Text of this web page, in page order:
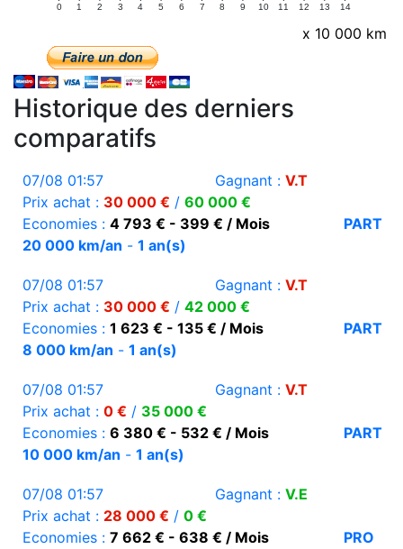
0 1 2 3 4 5 6 7 8 9 10 11 12 13 14
x 10 000 km
Historique des derniers
comparatifs
07/08 01:57 Gagnant : V.T
Prix achat : 30 000 € / 60 000 €
Economies : 4 793 € - 399 € / Mois
PART
20 000 km/an - 1 an(s)
07/08 01:57 Gagnant : V.T
Prix achat : 30 000 € / 42 000 €
Economies : 1 623 € - 135 € / Mois
PART
8 000 km/an - 1 an(s)
07/08 01:57 Gagnant : V.T
Prix achat : 0 € / 35 000 €
Economies : 6 380 € - 532 € / Mois
PART
10 000 km/an - 1 an(s)
07/08 01:57 Gagnant : V.E
Prix achat : 28 000 € / 0 €
Economies : 7 662 € - 638 € / Mois
PRO